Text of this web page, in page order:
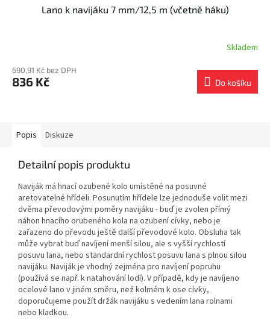
Lano k navijáku 7 mm/12,5 m (včetně háku)
Skladem
690,91 Kč bez DPH
836 Kč Do košíku
Popis Diskuze
Detailní popis produktu
Naviják má hnací ozubené kolo umístěné na posuvné
aretovatelné hřídeli. Posunutím hřídele lze jednoduše volit mezi
dvěma převodovými poměry navijáku - buď je zvolen přímý
náhon hnacího orubeného kola na ozubení cívky, nebo je
zařazeno do převodu ještě další převodové kolo. Obsluha tak
může vybrat buď navíjení menší silou, ale s vyšší rychlostí
posuvu lana, nebo standardní rychlost posuvu lana s plnou silou
navijáku. Naviják je vhodný zejména pro navíjení popruhu
(používá se např. k natahování lodí). V případě, kdy je navíjeno
ocelové lano v jiném směru, než kolmém k ose cívky,
doporučujeme použít držák navijáku s vedením lana rolnami
nebo kladkou.